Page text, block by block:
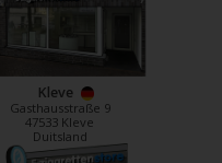
Kleve
Gasthausstraße 9
47533 Kleve
Duitsland